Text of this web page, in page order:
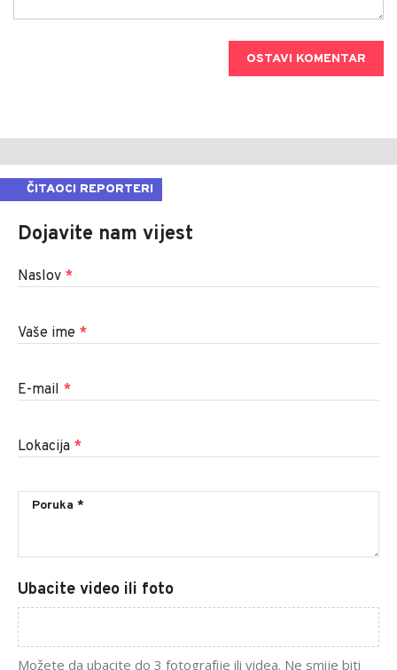
OSTAVI KOMENTAR
ČITAOCI REPORTERI
Dojavite nam vijest
Naslov *
Vaše ime *
E-mail *
Lokacija *
Ubacite video ili foto
Možete da ubacite do 3 fotografije ili videa. Ne smije biti